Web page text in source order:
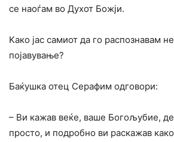
се наоѓам во Духот Божји.
Kако јас самиот да го распознавам
појавување?
Баќушка отец Серафим одговори:
– Ви кажав веќе, ваше Богољубие,
просто, и подробно ви раскажав